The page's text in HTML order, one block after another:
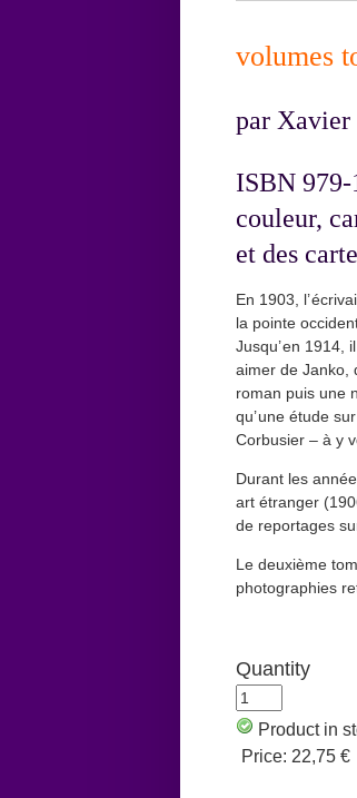
volumes
par
ISBN
couleur,
et des
En 1903, l’
la pointe
Jusqu’ en
aimer de Janko,
roman puis une
qu’ une étude
Corbusier – à y
Durant les
art étranger
de reportages
Le deuxième
photographies
Quantity
Product in
Price: 22,75 €